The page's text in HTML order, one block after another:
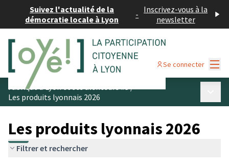
Suivez l'actualité de la
démocratie locale à Lyon
- Inscrivez-vous à la
newsletter
Se connecter
Fabriqué à Lyon et ses alentours #3/
Les produits lyonnais 2026
Les produits lyonnais 2026
Filtrer et rechercher